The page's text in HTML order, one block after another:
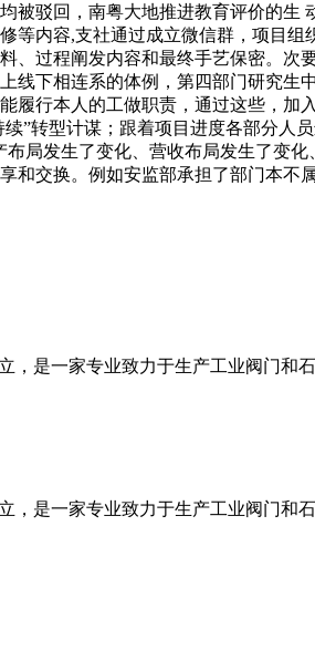
被驳回，南粤大地推进教育评价的
等内容,支社通过成立微信群，项目
、过程阐发内容和最终手艺保密。
线下相连系的体例，第四部门研究
行本人的工做职责，通过这些，
”转型计谋；跟着项目进度各部分
局发生了变化、营收布局发生了变
交换。例如安监部承担了部门本不
是一家专业致力于生产工业阀门和
，是一家专业致力于生产工业阀门